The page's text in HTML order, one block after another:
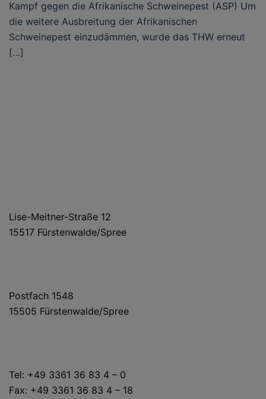
Kampf gegen die Afrikanische Schweinepest (ASP) Um
die weitere Ausbreitung der Afrikanischen
Schweinepest einzudämmen, wurde das THW erneut
[…]
Lise-Meitner-Straße 12
15517 Fürstenwalde/Spree
Postfach 1548
15505 Fürstenwalde/Spree
Tel: +49 3361 36 83 4 – 0
Fax: +49 3361 36 83 4 – 18